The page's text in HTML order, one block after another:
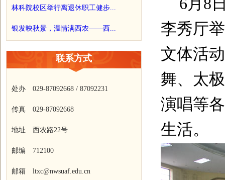
林科院校区举行离退休职工健步...
银发映秋景，温情满西农——西...
联系方式
处办 029-87092668 / 87092231
传真 029-87092668
地址 西农路22号
邮编 712100
邮箱 ltxc@nwsuaf.edu.cn
李秀厅
文体活
舞、太
演唱等
生活。